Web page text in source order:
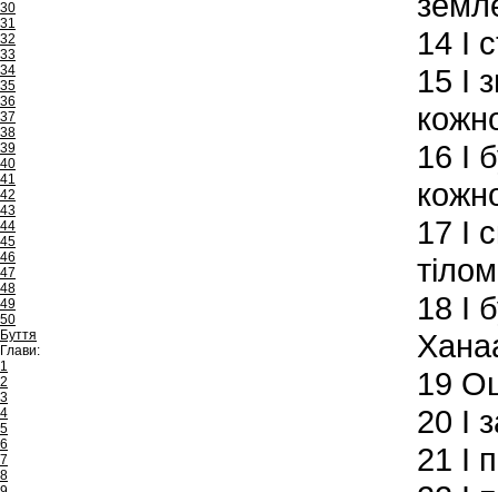
30
31
32
33
34
35
36
37
38
39
40
41
42
43
44
45
46
47
48
49
50
Буття
Глави:
1
2
3
4
5
6
7
8
14 І
15 І
16 І
17 І
18 І
19
20 І
21 І